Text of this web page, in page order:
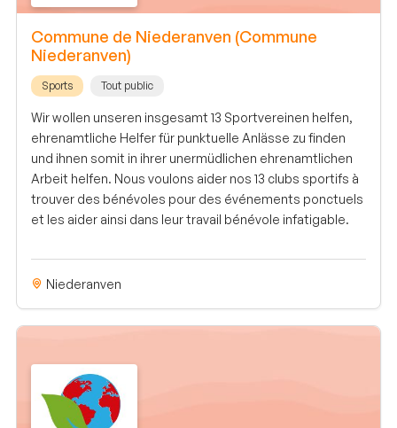
Commune de Niederanven (Commune
Niederanven)
Sports Tout public
Wir wollen unseren insgesamt 13 Sportvereinen helfen,
ehrenamtliche Helfer für punktuelle Anlässe zu finden
und ihnen somit in ihrer unermüdlichen ehrenamtlichen
Arbeit helfen. Nous voulons aider nos 13 clubs sportifs à
trouver des bénévoles pour des événements ponctuels
et les aider ainsi dans leur travail bénévole infatigable.
Niederanven